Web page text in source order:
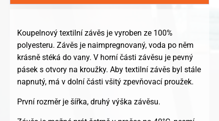
Koupelnový textilní závěs je vyroben ze 100%
polyesteru. Závěs je naimpregnovaný, voda po něm
krásně stéká do vany. V horní části závěsu je pevný
pásek s otvory na kroužky. Aby textilní závěs byl stále
napnutý, má v dolní části všitý zpevňovací proužek.
První rozměr je šířka, druhý výška závěsu.